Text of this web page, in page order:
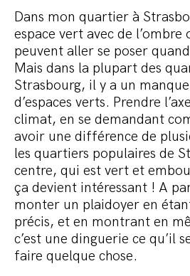
Dans mon quartier à
espace vert avec de l’ombre
peuvent aller se poser
Mais dans la plupart des
Strasbourg, il y a un
d’espaces verts. Prendre
climat, en se demandant
avoir une différence de
les quartiers populaires de
centre, qui est vert et
ça devient intéressant ! A
monter un plaidoyer en
précis, et en montrant en
c’est une dinguerie ce qu’il
faire quelque chose.